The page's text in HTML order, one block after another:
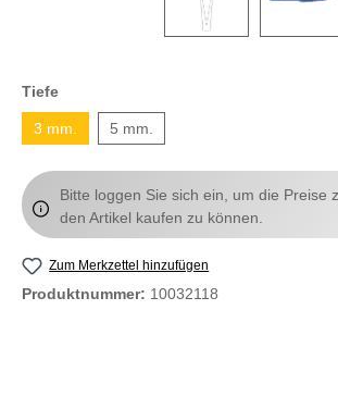
Tiefe
3 mm. 5 mm.
Bitte loggen Sie sich ein, um die Preise
den Artikel kaufen zu können.
Zum Merkzettel hinzufügen
Produktnummer: 10032118